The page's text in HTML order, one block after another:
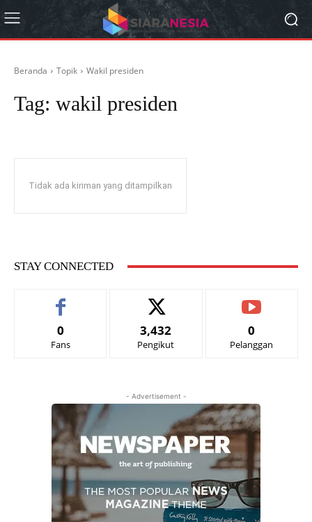
Beranda Topik Wakil presiden
Tag: wakil presiden
Tidak ada kiriman yang ditampilkan
STAY CONNECTED
0
Fans
3,432
Pengikut
0
Pelanggan
- Advertisement -